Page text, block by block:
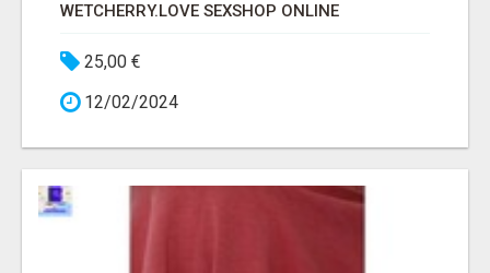
WETCHERRY.LOVE SEXSHOP ONLINE
25,00 €
12/02/2024